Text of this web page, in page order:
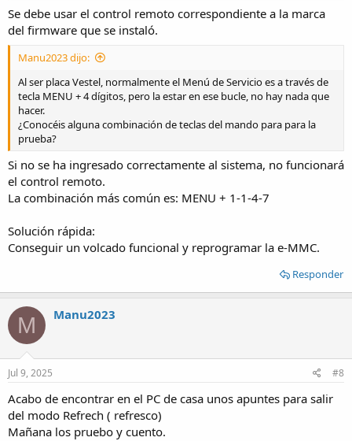
Se debe usar el control remoto correspondiente a la marca
del firmware que se instaló.
Manu2023 dijo:
Al ser placa Vestel, normalmente el Menú de Servicio es a través de
tecla MENU + 4 dígitos, pero la estar en ese bucle, no hay nada que
hacer.
¿Conocéis alguna combinación de teclas del mando para para la
prueba?
Si no se ha ingresado correctamente al sistema, no funcionará
el control remoto.
La combinación más común es: MENU + 1-1-4-7
Solución rápida:
Conseguir un volcado funcional y reprogramar la e-MMC.
Responder
M Manu2023
Jul 9, 2025 #8
Acabo de encontrar en el PC de casa unos apuntes para salir
del modo Refrech ( refresco)
Mañana los pruebo y cuento.